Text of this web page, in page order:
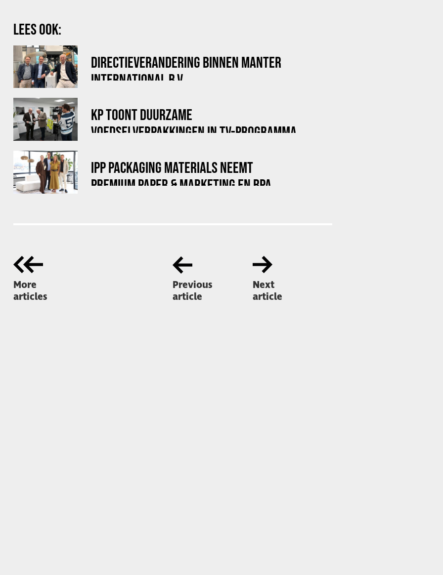
LEES OOK:
DIRECTIEVERANDERING BINNEN MANTER
INTERNATIONAL B.V.
KP TOONT DUURZAME
VOEDSELVERPAKKINGEN IN TV-PROGRAMMA
IPP PACKAGING MATERIALS NEEMT
PREMIUM PAPER & MARKETING EN BPA
More
articles
Previous
article
Next
article